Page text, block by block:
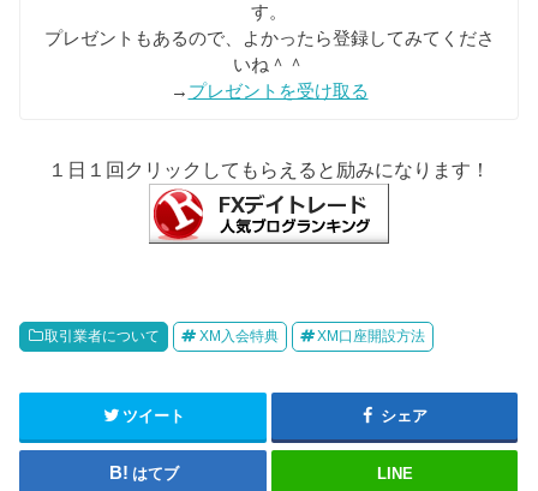
す。
プレゼントもあるので、よかったら登録してみてくださ
いね＾＾
→ プレゼントを受け取る
１日１回クリックしてもらえると励みになります！
取引業者について XM入会特典 XM口座開設方法
ツイート シェア
はてブ LINE